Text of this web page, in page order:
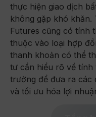
thực hiện giao dịch
không gặp khó
Futures cũng có tính
thuộc vào loại hợp
thanh khoản có thể
tư cần hiểu rõ về tính
trường để đưa ra các
và tối ưu hóa lợi